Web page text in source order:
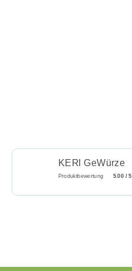
KERI GeWürze
Produktbewertung 5.00 / 5